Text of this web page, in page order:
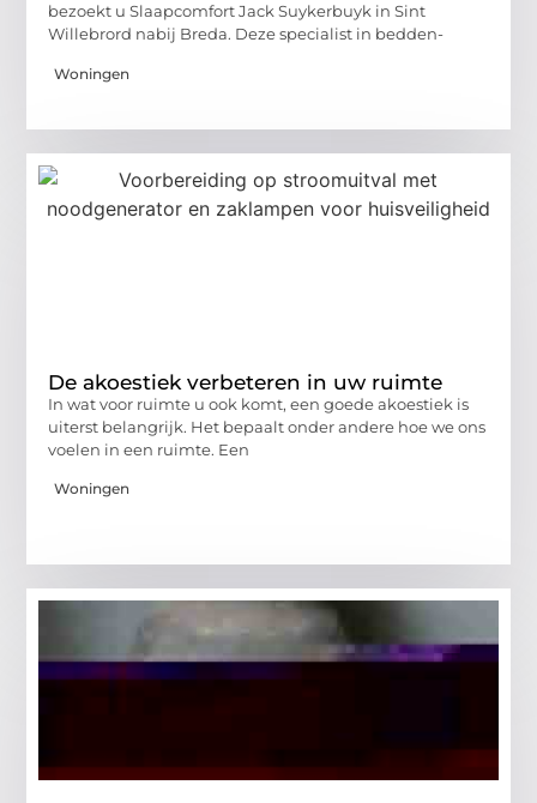
bezoekt u Slaapcomfort Jack Suykerbuyk in Sint
Willebrord nabij Breda. Deze specialist in bedden-
Woningen
De akoestiek verbeteren in uw ruimte
In wat voor ruimte u ook komt, een goede akoestiek is
uiterst belangrijk. Het bepaalt onder andere hoe we ons
voelen in een ruimte. Een
Woningen